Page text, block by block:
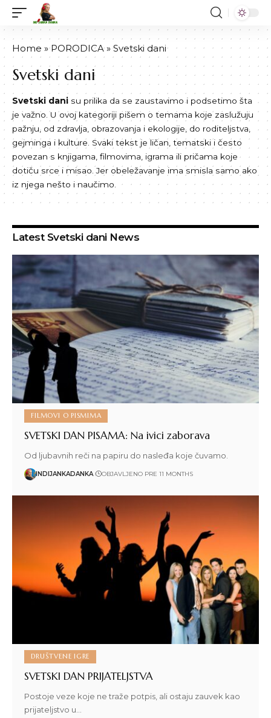
Home »PORODICA»Svetski dani
Svetski dani
Svetski dani su prilika da se zaustavimo i podsetimo šta
je važno. U ovoj kategoriji pišem o temama koje zaslužuju
pažnju, od zdravlja, obrazovanja i ekologije, do roditeljstva,
gejminga i kulture. Svaki tekst je ličan, tematski i često
povezan s knjigama, filmovima, igrama ili pričama koje
dotiču srce i misao. Jer obeležavanje ima smisla samo ako
iz njega nešto i naučimo.
Latest Svetski dani News
FILMOVI O PISMIMA
SVETSKI DAN PISAMA: Na ivici zaborava
Od ljubavnih reči na papiru do nasleđa koje čuvamo.
INDIJANKADANKA OBJAVLJENO PRE 11 MONTHS
DRUŠTVENE IGRE
SVETSKI DAN PRIJATELJSTVA
Postoje veze koje ne traže potpis, ali ostaju zauvek kao
prijateljstvo u…